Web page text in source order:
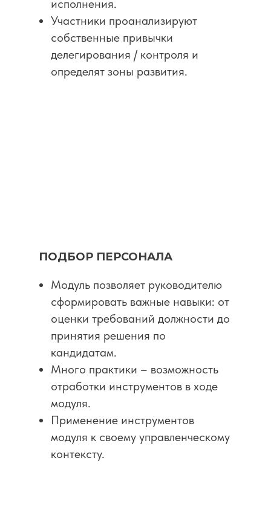
исполнения.
Участники проанализируют
собственные привычки
делегирования / контроля и
определят зоны развития.
ПОДБОР ПЕРСОНАЛА
Модуль позволяет руководителю
сформировать важные навыки: от
оценки требований должности до
принятия решения по
кандидатам.
Много практики – возможность
отработки инструментов в ходе
модуля.
Применение инструментов
модуля к своему управленческому
контексту.